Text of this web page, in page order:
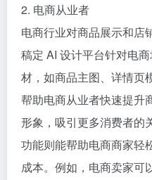
2. 电商从业者
电商行业对商品展示和店
稿定 AI 设计平台针对电
材，如商品主图、详情页
帮助电商从业者快速提升
形象，吸引更多消费者的
功能则能帮助电商商家轻
成本。例如，电商卖家可